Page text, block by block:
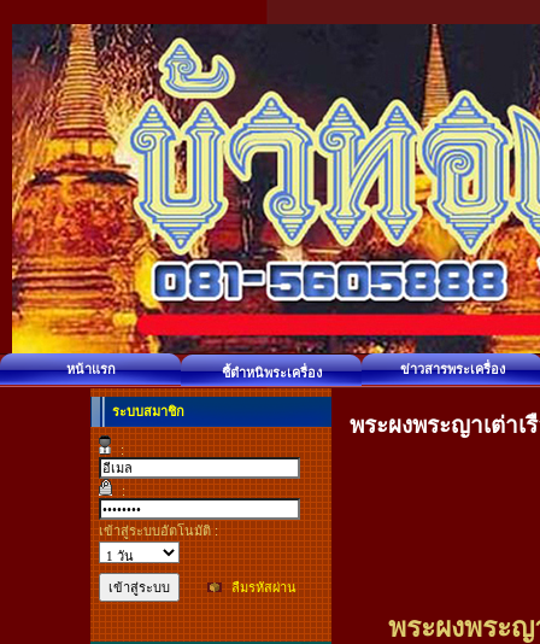
หน้าแรก ชี้ตำหนิพระเครื่อง ข่าวสารพระเครื่อง
ระบบสมาชิก
:
:
เข้าสู่ระบบอัตโนมัติ :
ลืมรหัสผ่าน
พระผงพระญาเต่าเ
พระผงพระญ